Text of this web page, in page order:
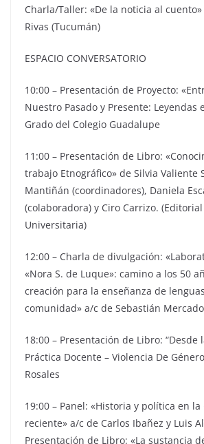
Charla/Taller: «De la noticia al
Rivas (Tucumán)
ESPACIO CONVERSATORIO
10:00 – Presentación de Proyecto:
Nuestro Pasado y Presente: Leyendas
Grado del Colegio Guadalupe
11:00 – Presentación de Libro:
trabajo Etnográfico» de Silvia Valiente
Mantiñán (coordinadores), Daniela
(colaboradora) y Ciro Carrizo.
Universitaria)
12:00 – Charla de divulgación:
«Nora S. de Luque»: camino a los 50
creación para la enseñanza de
comunidad» a/c de Sebastián Mercado
18:00 – Presentación de Libro: “Desde
Práctica Docente – Violencia De
Rosales
19:00 – Panel: «Historia y política en la
reciente» a/c de Carlos Ibañez y Luis
Presentación de Libro: «La sustancia